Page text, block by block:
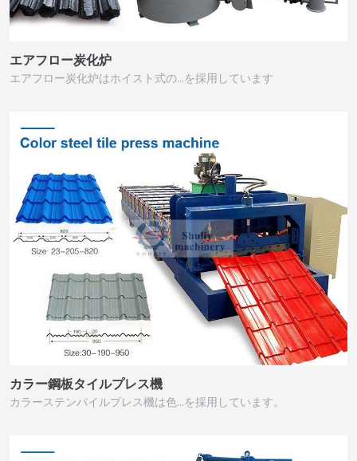
エアフロー炭化炉
エアフロー炭化炉はホイスト式の…を採用しています
カラー鋼板タイルプレス機
カラーステンパイルプレス機は色…を採用しています。